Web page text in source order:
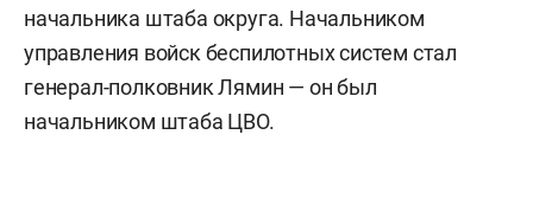
начальника штаба округа. Начальником
управления войск беспилотных систем стал
генерал-полковник Лямин — он был
начальником штаба ЦВО.